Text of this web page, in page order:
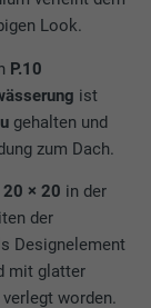
Look.
P.10
ist
gehalten und
zum Dach.
20 × 20 in der
der
Designelement
mit glatter
worden.